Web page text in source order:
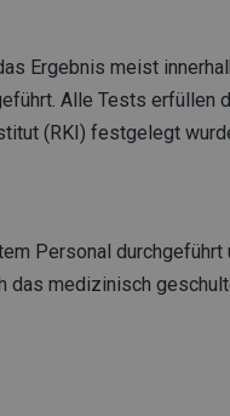
Ergebnis meist
Alle Tests erfüllen
(RKI) festgelegt
Personal
medizinisch